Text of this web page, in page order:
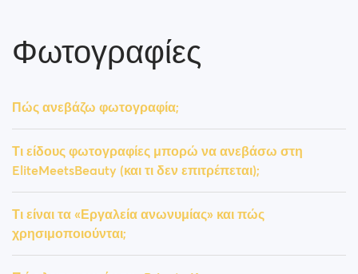
Φωτογραφίες
Πώς ανεβάζω φωτογραφία;
Τι είδους φωτογραφίες μπορώ να ανεβάσω στη
EliteMeetsBeauty (και τι δεν επιτρέπεται);
Τι είναι τα «Εργαλεία ανωνυμίας» και πώς
χρησιμοποιούνται;